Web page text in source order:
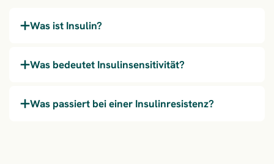
Was ist Insulin?
Was bedeutet Insulinsensitivität?
Was passiert bei einer Insulinresistenz?